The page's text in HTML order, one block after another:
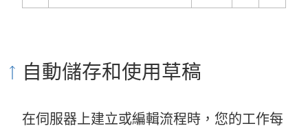
新
窗
自動儲存和使用草稿
在伺服器上建立或編輯流程時，您的工作每